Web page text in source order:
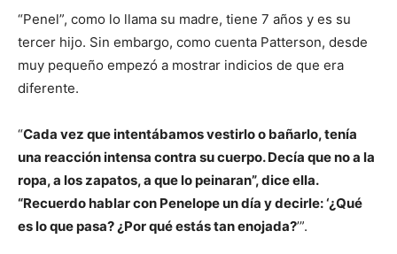
“Penel”, como lo llama su madre, tiene 7 años y es su
tercer hijo. Sin embargo, como cuenta Patterson, desde
muy pequeño empezó a mostrar indicios de que era
diferente.
“Cada vez que intentábamos vestirlo o bañarlo, tenía
una reacción intensa contra su cuerpo. Decía que no a la
ropa, a los zapatos, a que lo peinaran”, dice ella.
“Recuerdo hablar con Penelope un día y decirle: ‘¿Qué
es lo que pasa? ¿Por qué estás tan enojada?’”.